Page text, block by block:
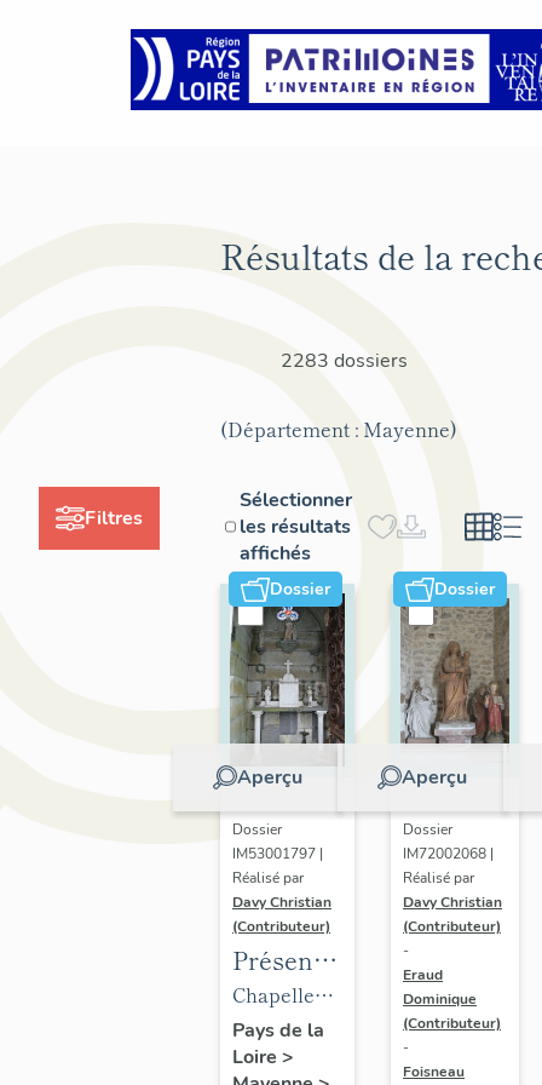
Filtres
Résultats de la
2283 dossiers
(Département : Mayenne)
Sélectionner
les résultats
affichés
Dossier
Aperçu
Dossier
IM53001797 |
Réalisé par
Davy Christian
(Contributeur)
Présentation
du
mobilier
de la
Chapelle
funéraire
de la
Pays de la
Loire >
Dossier
Aperçu
Dossier
IM72002068 |
Réalisé par
Davy Christian
(Contributeur)
-
Eraud
Dominique
(Contributeur)
-
Foisneau